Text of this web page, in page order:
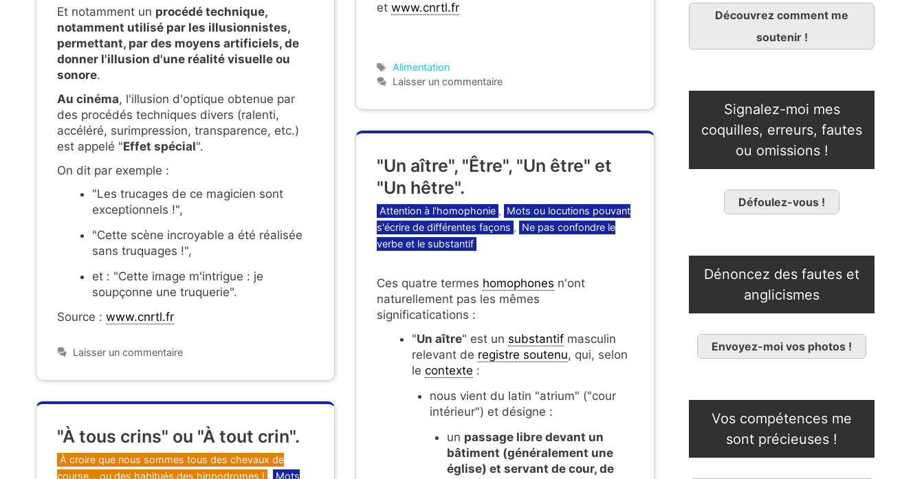
et www.cnrtl.fr
Étiquettes
Alimentation
Laisser un commentaire
Et notamment un procédé technique,
notamment utilisé par les illusionnistes,
permettant, par des moyens artificiels, de
donner l'illusion d'une réalité visuelle ou
sonore.
Au cinéma, l'illusion d'optique obtenue par
des procédés techniques divers (ralenti,
accéléré, surimpression, transparence, etc.)
est appelé "Effet spécial".
On dit par exemple :
"Les trucages de ce magicien sont
exceptionnels !",
"Cette scène incroyable a été réalisée
sans truquages !",
et : "Cette image m'intrigue : je
soupçonne une truquerie".
Source : www.cnrtl.fr
Laisser un commentaire
"Un aître", "Être", "Un être" et
"Un hêtre".
Catégories
Attention à l'homophonie , Mots ou locutions pouvant
s'écrire de différentes façons , Ne pas confondre le
verbe et le substantif
Ces quatre termes homophones n'ont
naturellement pas les mêmes
significatications :
"Un aître" est un substantif masculin
relevant de registre soutenu, qui, selon
le contexte :
nous vient du latin "atrium" ("cour
intérieur") et désigne :
un passage libre devant un
bâtiment (généralement une
église) et servant de cour, de
"À tous crins" ou "À tout crin".
Catégories
À croire que nous sommes tous des chevaux de
course... ou des habitués des hippodromes ! , Mots
Découvrez comment me
soutenir !
Signalez-moi mes
coquilles, erreurs, fautes
ou omissions !
Défoulez-vous !
Dénoncez des fautes et
anglicismes
Envoyez-moi vos photos !
Vos compétences me
sont précieuses !